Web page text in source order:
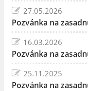
27.05.2026
Pozvánka na
16.03.2026
Pozvánka na
25.11.2025
Pozvánka na